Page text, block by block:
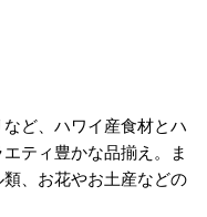
ど、ハワイ産食材とハ
ティ豊かな品揃え。ま
、お花やお土産などの